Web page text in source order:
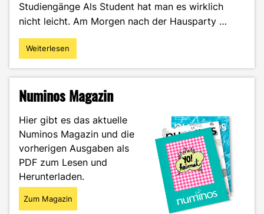
Studiengänge Als Student hat man es wirklich
nicht leicht. Am Morgen nach der Hausparty …
"Klischees
der
Weiterlesen
Numinos Magazin
Hier gibt es das aktuelle
Numinos Magazin und die
vorherigen Ausgaben als
PDF zum Lesen und
Herunterladen.
Zum Magazin